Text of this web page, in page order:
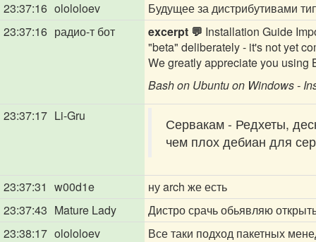
23:37:16 olololoev
Будущее за дистрибутивами
23:37:16 радио-т бот excerpt 💬 Installation Guide
"beta" deliberately - it's not yet
We greatly appreciate you using
Bash on Ubuntu on Windows -
23:37:17 Li-Gru
Сервакам - Редхеты,
чем плох дебиан для
23:37:31 w00d1e
ну arch же есть
23:37:43 Mature Lady
Дистро срачь обьявляю
23:38:17 olololoev
Все таки подход пакетных